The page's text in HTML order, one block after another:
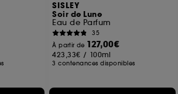
SISLEY
Soir de Lune
Eau de Parfum
35
À partir de 127,00€
423,33€ / 100ml
3 contenances disponibles